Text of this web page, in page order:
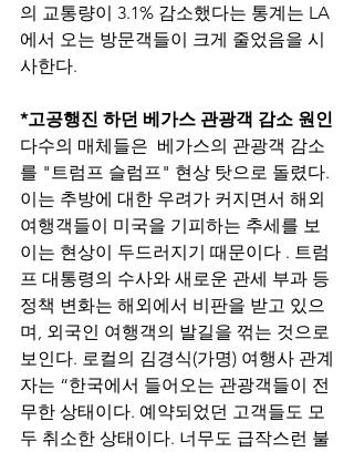
의 교통량이 3.1% 감소했다는 통계는 LA
에서 오는 방문객들이 크게 줄었음을 시
사한다.
*고공행진 하던 베가스 관광객 감소 원인
다수의 매체들은  베가스의 관광객 감소
를 "트럼프 슬럼프" 현상 탓으로 돌렸다.
이는 추방에 대한 우려가 커지면서 해외
여행객들이 미국을 기피하는 추세를 보
이는 현상이 두드러지기 때문이다 . 트럼
프 대통령의 수사와 새로운 관세 부과 등
정책 변화는 해외에서 비판을 받고 있으
며, 외국인 여행객의 발길을 꺾는 것으로
보인다. 로컬의 김경식(가명) 여행사 관계
자는 “한국에서 들어오는 관광객들이 전
무한 상태이다. 예약되었던 고객들도 모
두 취소한 상태이다. 너무도 급작스런 불